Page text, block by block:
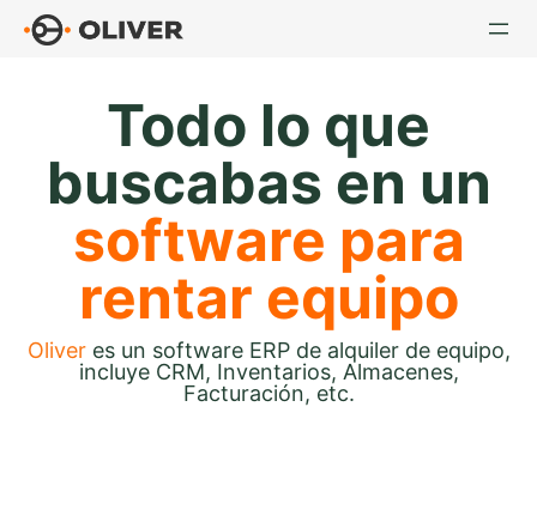
Todo lo que
buscabas en un
software para
rentar equipo
Oliveres un software ERP de alquiler de equipo,
incluye CRM, Inventarios, Almacenes,
Facturación, etc.